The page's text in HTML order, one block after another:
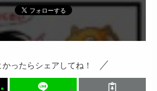
かったらシェアしてね！